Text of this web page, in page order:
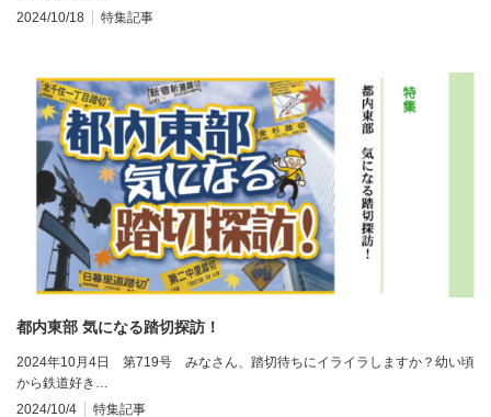
2024/10/18
特集記事
都内東部 気になる踏切探訪！
2024年10月4日 第719号 みなさん、踏切待ちにイライラしますか？幼い頃
から鉄道好き…
2024/10/4
特集記事